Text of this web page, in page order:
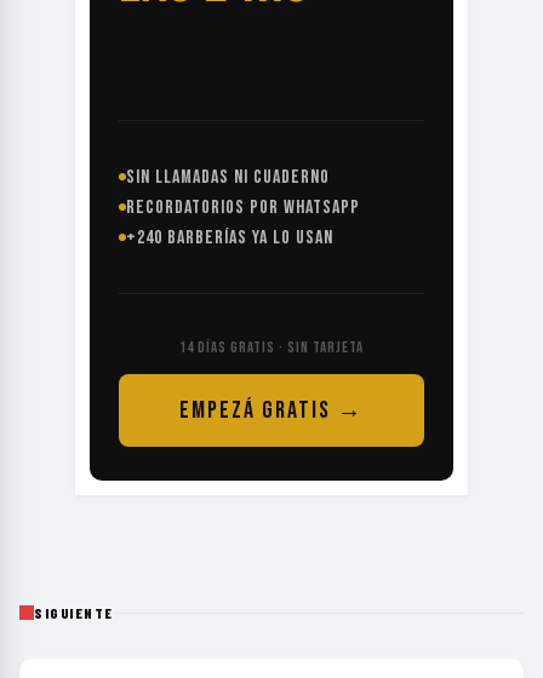
SIN LLAMADAS NI CUADERNO
RECORDATORIOS POR WHATSAPP
+240 BARBERÍAS YA LO USAN
14 DÍAS GRATIS · SIN TARJETA
EMPEZÁ GRATIS →
SIGUIENTE